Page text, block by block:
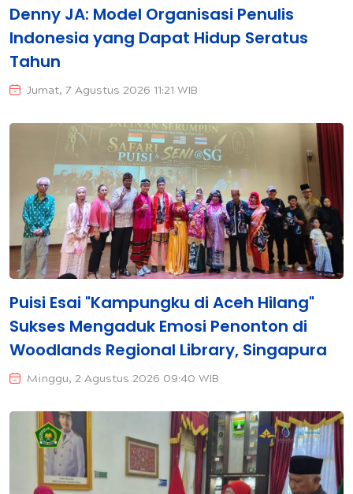
Denny JA: Model Organisasi Penulis
Indonesia yang Dapat Hidup Seratus
Tahun
Jumat, 7 Agustus 2026 11:21 WIB
Puisi Esai "Kampungku di Aceh Hilang"
Sukses Mengaduk Emosi Penonton di
Woodlands Regional Library, Singapura
Minggu, 2 Agustus 2026 09:40 WIB